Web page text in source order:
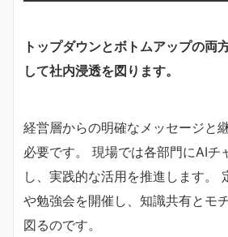
トップダウンとボトムアップの両
して社内浸透を図ります。
経営層からの明確なメッセージと
必要です。 現場では各部門にAIチ
し、実践的な活用を推進します。
や勉強会を開催し、知識共有とモ
図るのです。